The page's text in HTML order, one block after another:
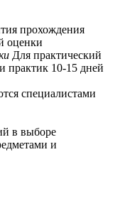
прохождения
оценки
Для практический
практик 10-15 дней
специалистами
в выборе
и